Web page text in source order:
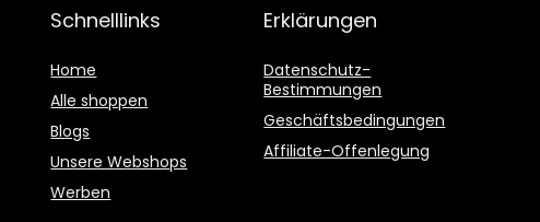
für große Hunde
& Hunde (Weiß)
Schnelllinks
Home
Alle shoppen
Blogs
Unsere Webshops
Werben
Erklärungen
Datenschutz-
Bestimmungen
Geschäftsbedingungen
Affiliate-Offenlegung